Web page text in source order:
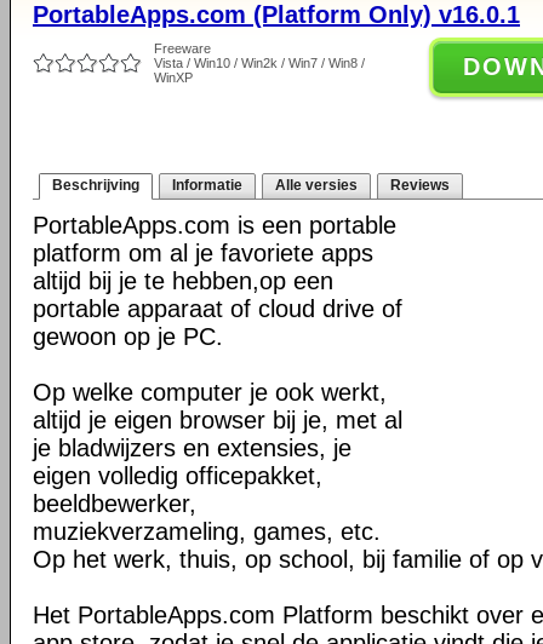
PortableApps.com (Platform Only) v16.0.1
Freeware
Vista / Win10 / Win2k / Win7 / Win8 /
WinXP
Beschrijving Informatie Alle versies Reviews
PortableApps.com is een portable
platform om al je favoriete apps
altijd bij je te hebben,op een
portable apparaat of cloud drive of
gewoon op je PC.
Op welke computer je ook werkt,
altijd je eigen browser bij je, met al
je bladwijzers en extensies, je
eigen volledig officepakket,
beeldbewerker,
muziekverzameling, games, etc.
Op het werk, thuis, op school, bij familie of op
Het PortableApps.com Platform beschikt over